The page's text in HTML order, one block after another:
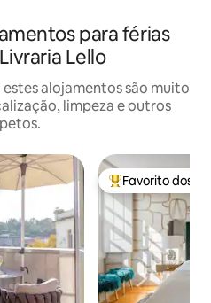
para férias
Lello
alojamentos são muito
limpeza e outros
apreciados Favoritos dos
Favorito dos